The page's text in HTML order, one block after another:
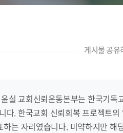
게시물 공유
실 교회신뢰운동본부는 한국기
다. 한국교회 신뢰회복 프로젝트
하는 자리였습니다. 미약하지만 해